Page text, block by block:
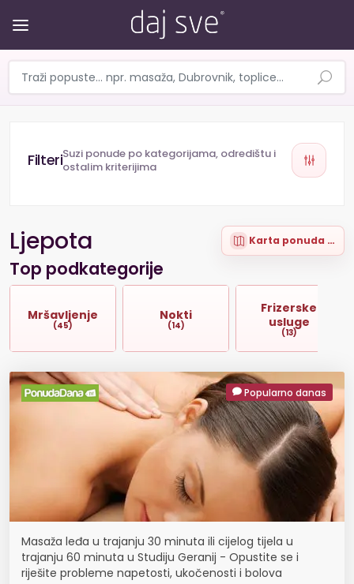
Suzi ponude po kategorijama, odredištu i
ostalim kriterijima
Ljepota Karta ponuda (96)
Top podkategorije
Mršavljenje
(45)
Nokti
(14)
Frizerske
usluge
(13)
Popularno danas
Masaža leđa u trajanju 30 minuta ili cijelog tijela u
trajanju 60 minuta u Studiju Geranij - Opustite se i
riješite probleme napetosti, ukočenosti i bolova